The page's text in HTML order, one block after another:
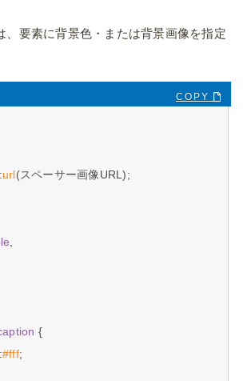
、要素に背景色・または背景画像を指定
:url(スペーサー画像URL);
{
:#fff;
COPY